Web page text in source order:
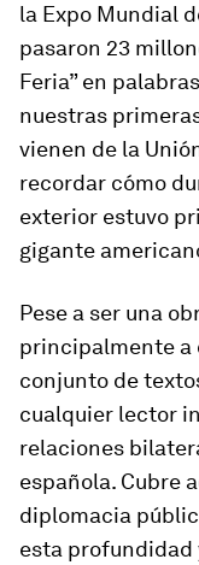
la Expo Mundial
pasaron 23
Feria” en
nuestras
vienen de la
recordar cómo
exterior estuvo
gigante
Pese a ser una
principalmente a
conjunto de
cualquier lector
relaciones
española. Cubre
diplomacia
esta profundidad